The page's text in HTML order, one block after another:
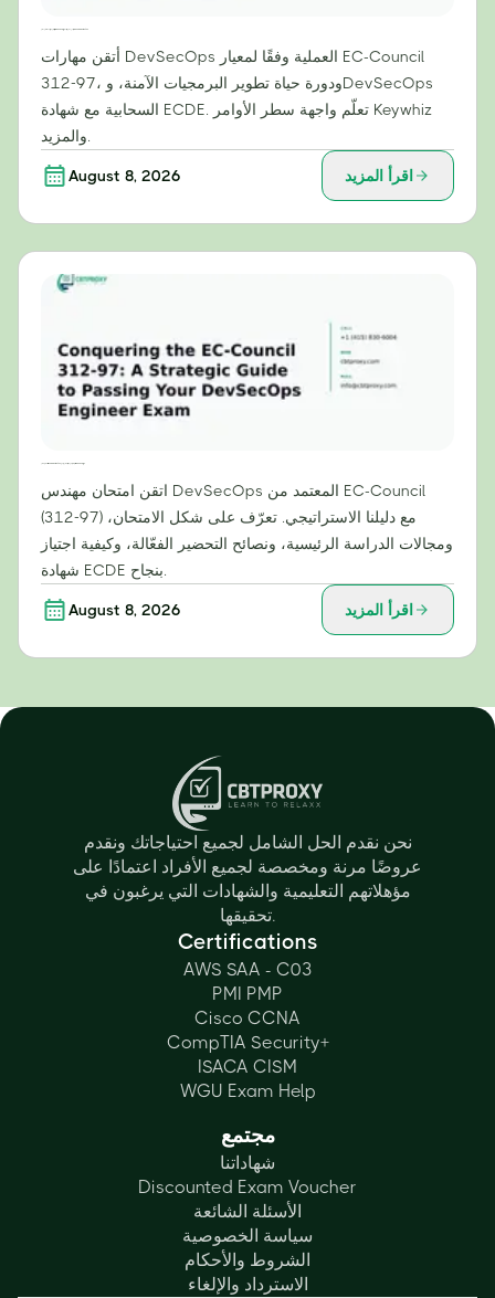
أتقن مهارات DevSecOps العملية وفقًا لمعيار EC-Council
312-97، ودورة حياة تطوير البرمجيات الآمنة، وDevSecOps
السحابية مع شهادة ECDE. تعلّم واجهة سطر الأوامر Keywhiz
August 8, 2026 اقرأ المزيد
اتقن امتحان مهندس DevSecOps المعتمد من EC-Council
(312-97) مع دليلنا الاستراتيجي. تعرّف على شكل الامتحان،
ومجالات الدراسة الرئيسية، ونصائح التحضير الفعّالة، وكيفية اجتياز
August 8, 2026 اقرأ المزيد
نحن نقدم الحل الشامل لجميع احتياجاتك ونقدم
عروضًا مرنة ومخصصة لجميع الأفراد اعتمادًا على
مؤهلاتهم التعليمية والشهادات التي يرغبون في
تحقيقها.
Certifications
AWS SAA - C03
PMI PMP
Cisco CCNA
CompTIA Security+
ISACA CISM
WGU Exam Help
مجتمع
شهاداتنا
Discounted Exam Voucher
الأسئلة الشائعة
سياسة الخصوصية
الشروط والأحكام
الاسترداد والإلغاء